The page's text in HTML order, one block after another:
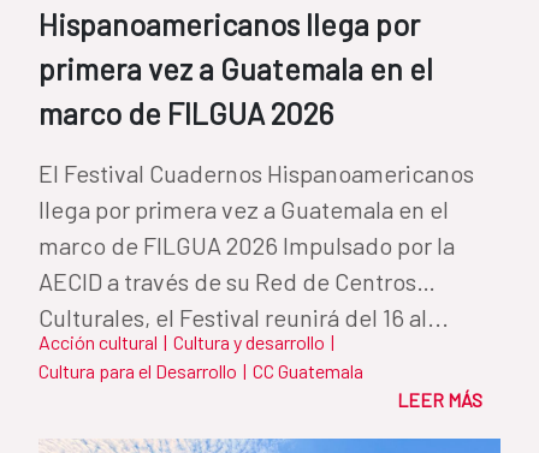
Hispanoamericanos llega por
primera vez a Guatemala en el
marco de FILGUA 2026
El Festival Cuadernos Hispanoamericanos
llega por primera vez a Guatemala en el
marco de FILGUA 2026 Impulsado por la
AECID a través de su Red de Centros
Culturales, el Festival reunirá del 16 al...
Acción cultural | Cultura y desarrollo |
Cultura para el Desarrollo | CC Guatemala
LEER MÁS